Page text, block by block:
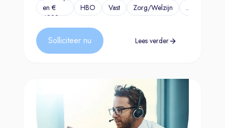
en €
4822,-
HBO Vast Zorg/Welzijn ...
Solliciteer nu Lees verder